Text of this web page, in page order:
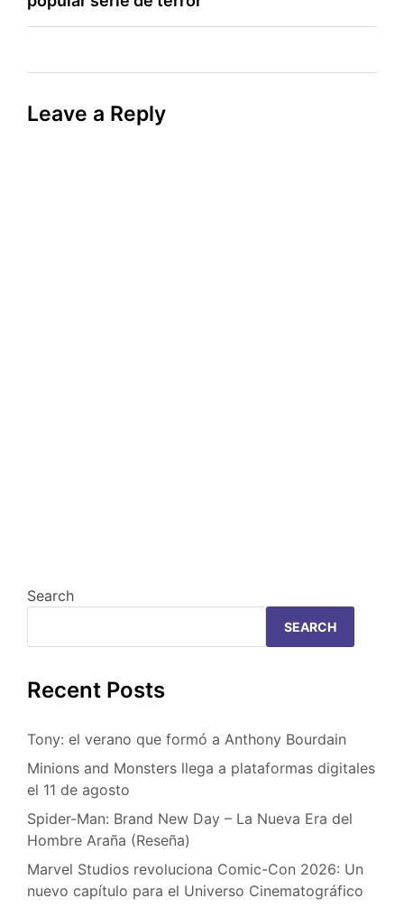
Leave a Reply
Search
SEARCH
Recent Posts
Tony: el verano que formó a Anthony Bourdain
Minions and Monsters llega a plataformas digitales
el 11 de agosto
Spider-Man: Brand New Day – La Nueva Era del
Hombre Araña (Reseña)
Marvel Studios revoluciona Comic-Con 2026: Un
nuevo capítulo para el Universo Cinematográfico